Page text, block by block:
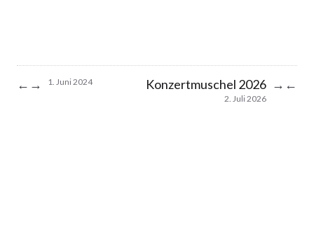
← → 1. Juni 2024 Konzertmuschel 2026
2. Juli 2026
→ ←